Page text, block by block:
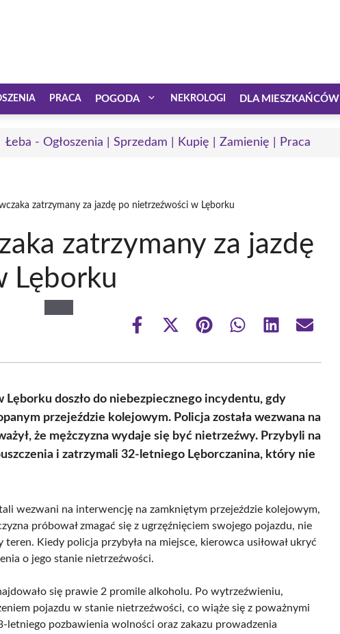
PRACA POGODA NEKROLOGI DLA MIESZKAŃCÓW
Łeba - Ogłoszenia | Sprzedam | Kupię | Zamienię | Praca
zatrzymany za jazdę po nietrzeźwości w Lęborku
zatrzymany za jazdę
Lęborku
Share
Share
(Twitter)
Share Share Share Share
doszło do niebezpiecznego incydentu, gdy
przejeździe kolejowym. Policja została wezwana na
że mężczyzna wydaje się być nietrzeźwy. Przybyli na
i zatrzymali 32-letniego Lęborczanina, który nie
wezwani na interwencję na zamkniętym przejeździe kolejowym,
próbował zmagać się z ugrzęźnięciem swojego pojazdu, nie
Kiedy policja przybyła na miejsce, kierowca usiłował ukryć
o jego stanie nietrzeźwości.
się prawie 2 promile alkoholu. Po wytrzeźwieniu,
pojazdu w stanie nietrzeźwości, co wiąże się z poważnymi
pozbawienia wolności oraz zakazu prowadzenia